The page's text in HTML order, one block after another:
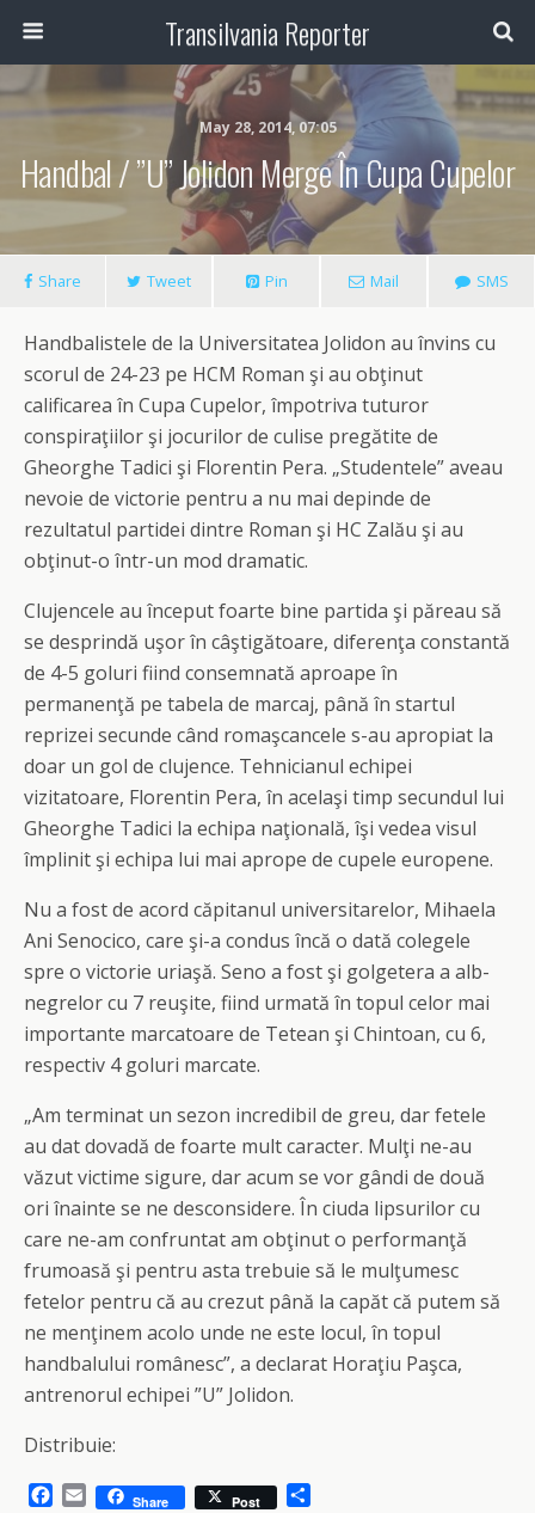
Transilvania Reporter
May 28, 2014, 07:05
Handbal / ”U” Jolidon Merge În Cupa Cupelor
Share Tweet Pin Mail SMS
Handbalistele de la Universitatea Jolidon au învins cu
scorul de 24-23 pe HCM Roman şi au obţinut
calificarea în Cupa Cupelor, împotriva tuturor
conspiraţiilor şi jocurilor de culise pregătite de
Gheorghe Tadici şi Florentin Pera. „Studentele” aveau
nevoie de victorie pentru a nu mai depinde de
rezultatul partidei dintre Roman şi HC Zalău şi au
obţinut-o într-un mod dramatic.
Clujencele au început foarte bine partida şi păreau să
se desprindă uşor în câştigătoare, diferenţa constantă
de 4-5 goluri fiind consemnată aproape în
permanenţă pe tabela de marcaj, până în startul
reprizei secunde când romaşcancele s-au apropiat la
doar un gol de clujence. Tehnicianul echipei
vizitatoare, Florentin Pera, în acelaşi timp secundul lui
Gheorghe Tadici la echipa naţională, îşi vedea visul
împlinit şi echipa lui mai aprope de cupele europene.
Nu a fost de acord căpitanul universitarelor, Mihaela
Ani Senocico, care şi-a condus încă o dată colegele
spre o victorie uriaşă. Seno a fost şi golgetera a alb-
negrelor cu 7 reuşite, fiind urmată în topul celor mai
importante marcatoare de Tetean şi Chintoan, cu 6,
respectiv 4 goluri marcate.
„Am terminat un sezon incredibil de greu, dar fetele
au dat dovadă de foarte mult caracter. Mulţi ne-au
văzut victime sigure, dar acum se vor gândi de două
ori înainte se ne desconsidere. În ciuda lipsurilor cu
care ne-am confruntat am obţinut o performanţă
frumoasă şi pentru asta trebuie să le mulţumesc
fetelor pentru că au crezut până la capăt că putem să
ne menţinem acolo unde ne este locul, în topul
handbalului românesc”, a declarat Horaţiu Paşca,
antrenorul echipei ”U” Jolidon.
Distribuie:
E
Share Post